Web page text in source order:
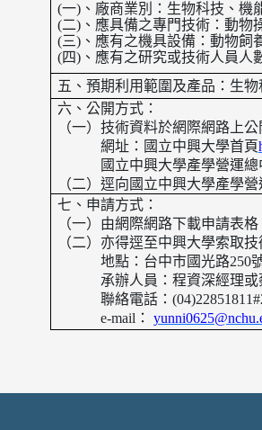
(一)、廠商業別： 生物科技、機
(二)、應具備之專門技術： 動物
(三)、應有之機具設備： 動物飼
(四)、應有之研究或技術人員人
五、預期利用範圍及產品： 生物
六、公開方式：
（一）技術資料於網際網路上公
網址：國立中興大學首頁
國立中興大學產學營運總
（二）逕向國立中興大學產學
七、申請方式：
（一）由網際網路下載申請表
（二）亦得逕至中興大學索取
地點：台中市國光路250
承辦人員：程資深經理或
聯絡電話：
e-mail ：